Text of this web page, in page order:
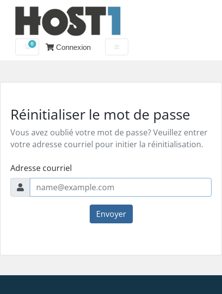
0
Votre panierConnexion
Réinitialiser le mot de passe
Vous avez oublié votre mot de passe? Veuillez entrer
votre adresse courriel pour initier la réinitialisation.
Adresse courriel
Envoyer